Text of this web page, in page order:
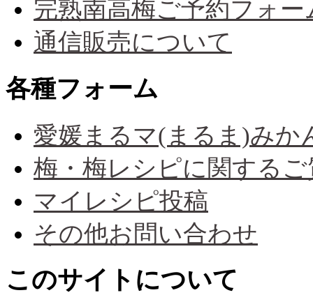
完熟南高梅ご予約フォー
通信販売について
各種フォーム
愛媛まるマ(まるま)みか
梅・梅レシピに関するご
マイレシピ投稿
その他お問い合わせ
このサイトについて